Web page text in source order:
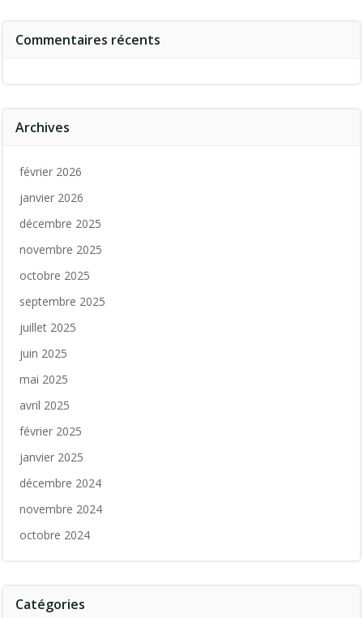
Commentaires récents
Archives
février 2026
janvier 2026
décembre 2025
novembre 2025
octobre 2025
septembre 2025
juillet 2025
juin 2025
mai 2025
avril 2025
février 2025
janvier 2025
décembre 2024
novembre 2024
octobre 2024
Catégories